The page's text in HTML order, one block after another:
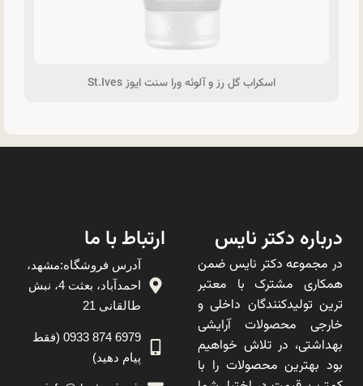
اسکراب گل رز و آلوئه ورا سنت ایوز St.Ives
درباره دکتر نایس
در مجموعه دکتر نایس ضمن
همکاری مشترک با معتبر
ترین تولیدکنندگان داخلی و
خارجی محصولات آرایشی
بهداشتی، در تلاش خواهیم
بود بهترین محصولات را با
ارتباط با ما
آدرس فروشگاه:مشهد،
احمدآباد، بعثت 4، نبش
طالقانی 21
6979 874 0933 (فقط
پیام دهید)